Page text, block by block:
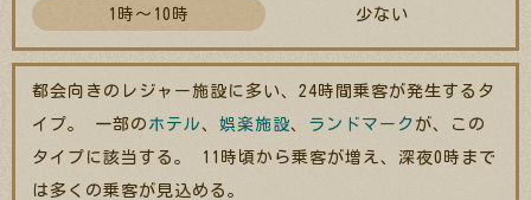
1時～10時 少ない
都会向きのレジャー施設に多い、24時間乗客が発生するタ
イプ。 一部の ホテル、娯楽施設、 ランドマーク が、この
タイプに該当する。 11時頃から乗客が増え、深夜0時まで
は多くの乗客が見込める。